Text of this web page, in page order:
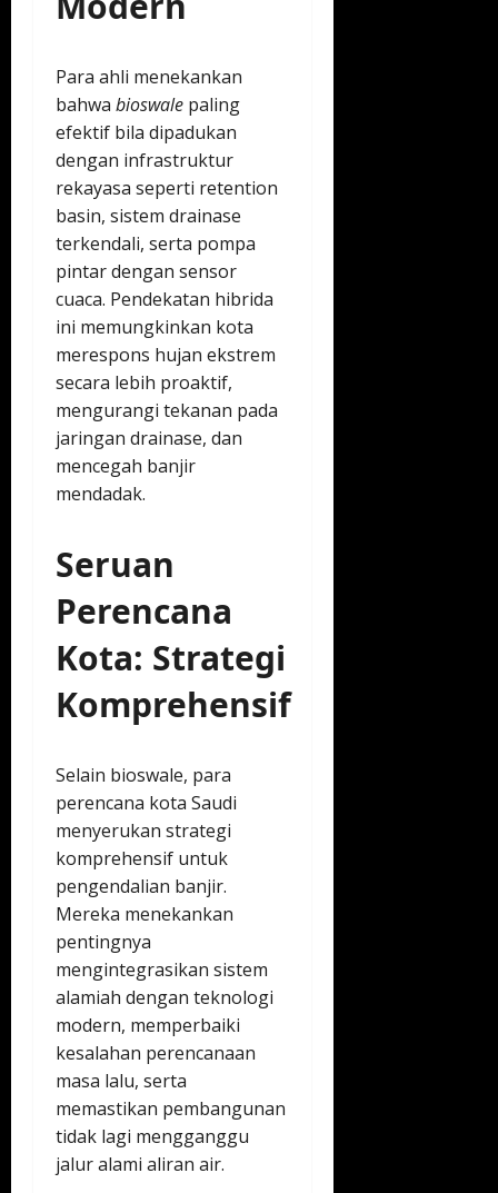
Para ahli menekankan
bahwa bioswale paling
efektif bila dipadukan
dengan infrastruktur
rekayasa seperti retention
basin, sistem drainase
terkendali, serta pompa
pintar dengan sensor
cuaca. Pendekatan hibrida
ini memungkinkan kota
merespons hujan ekstrem
secara lebih proaktif,
mengurangi tekanan pada
jaringan drainase, dan
mencegah banjir
mendadak.
Seruan
Perencana
Kota: Strategi
Komprehensif
Selain bioswale, para
perencana kota Saudi
menyerukan strategi
komprehensif untuk
pengendalian banjir.
Mereka menekankan
pentingnya
mengintegrasikan sistem
alamiah dengan teknologi
modern, memperbaiki
kesalahan perencanaan
masa lalu, serta
memastikan pembangunan
tidak lagi mengganggu
jalur alami aliran air.